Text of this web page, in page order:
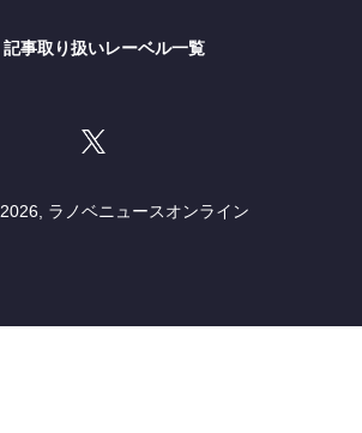
記事取り扱いレーベル一覧
2026, ラノベニュースオンライン